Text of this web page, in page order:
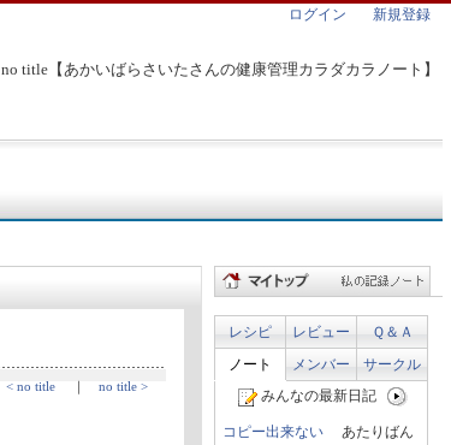
no title【あかいばらさいたさんの健康管理カラダカラノート】
ログイン 新規登録
< no title ｜ no title >
レシピ レビュー
Ｑ＆Ａ
ノート
メンバー
サークル
みんなの最新日記
コピー出来ない あたりばん